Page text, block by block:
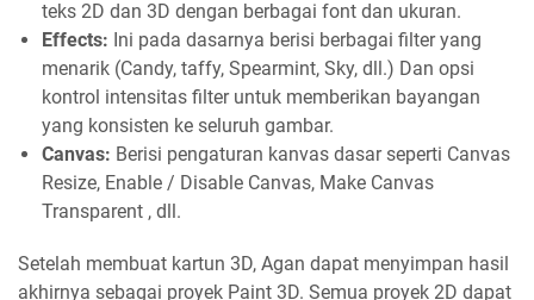
teks 2D dan 3D dengan berbagai font dan ukuran.
Effects: Ini pada dasarnya berisi berbagai filter yang
menarik (Candy, taffy, Spearmint, Sky, dll.) Dan opsi
kontrol intensitas filter untuk memberikan bayangan
yang konsisten ke seluruh gambar.
Canvas: Berisi pengaturan kanvas dasar seperti Canvas
Resize, Enable / Disable Canvas, Make Canvas
Transparent , dll.
Setelah membuat kartun 3D, Agan dapat menyimpan hasil
akhirnya sebagai proyek Paint 3D. Semua proyek 2D dapat